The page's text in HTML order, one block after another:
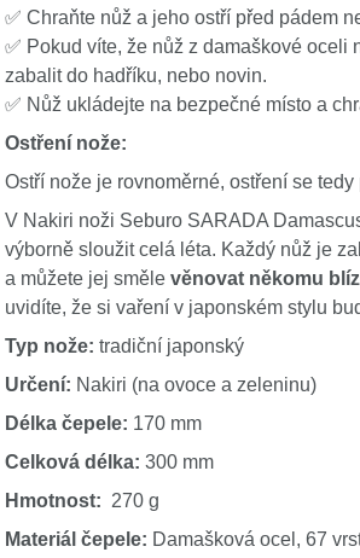
✅ Chraňte nůž a jeho ostří před pádem
✅ Pokud víte, že nůž z damaškové
zabalit do hadříku, nebo novin.
✅ Nůž ukládejte na bezpečné místo a
Ostření nože:
Ostří nože je rovnoměrné, ostření se
V Nakiri noži Seburo SARADA
výborně sloužit celá léta. Každý nůž je
a můžete jej směle věnovat někomu
uvidíte, že si vaření v japonském stylu
Typ nože: tradiční japonský
Určení: Nakiri (na ovoce a zeleninu)
Délka čepele: 170 mm
Celková délka: 300 mm
Hmotnost: 270 g
Materiál čepele: Damašková ocel, 67